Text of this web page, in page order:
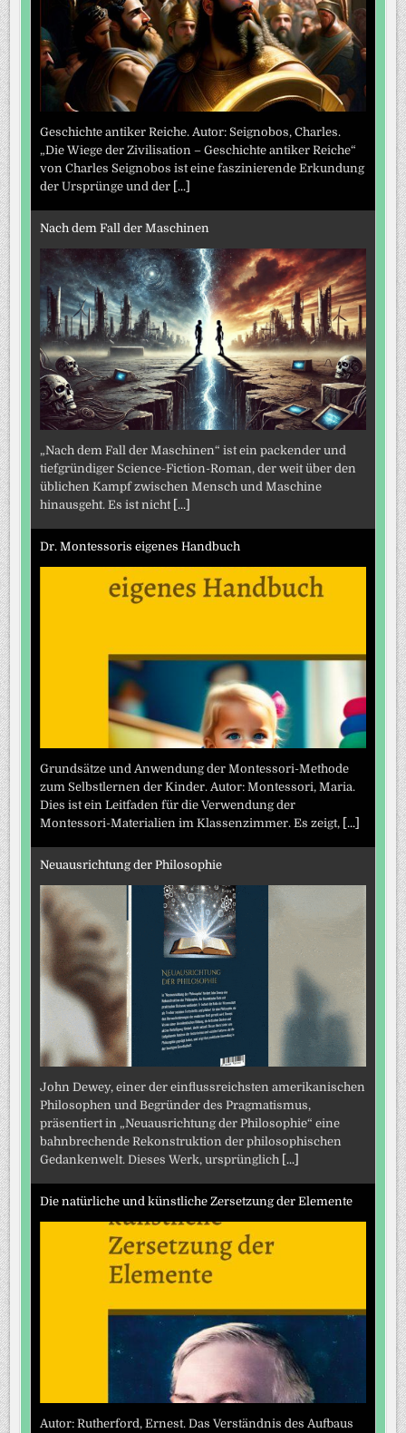
Geschichte antiker Reiche. Autor: Seignobos, Charles.
„Die Wiege der Zivilisation – Geschichte antiker Reiche“
von Charles Seignobos ist eine faszinierende Erkundung
der Ursprünge und der [...]
Nach dem Fall der Maschinen
„Nach dem Fall der Maschinen“ ist ein packender und
tiefgründiger Science-Fiction-Roman, der weit über den
üblichen Kampf zwischen Mensch und Maschine
hinausgeht. Es ist nicht [...]
Dr. Montessoris eigenes Handbuch
Grundsätze und Anwendung der Montessori-Methode
zum Selbstlernen der Kinder. Autor: Montessori, Maria.
Dies ist ein Leitfaden für die Verwendung der
Montessori-Materialien im Klassenzimmer. Es zeigt,
[...]
Neuausrichtung der Philosophie
John Dewey, einer der einflussreichsten amerikanischen
Philosophen und Begründer des Pragmatismus,
präsentiert in „Neuausrichtung der Philosophie“ eine
bahnbrechende Rekonstruktion der philosophischen
Gedankenwelt. Dieses Werk, ursprünglich
[...]
Die natürliche und künstliche Zersetzung der Elemente
Autor: Rutherford, Ernest. Das Verständnis des Aufbaus